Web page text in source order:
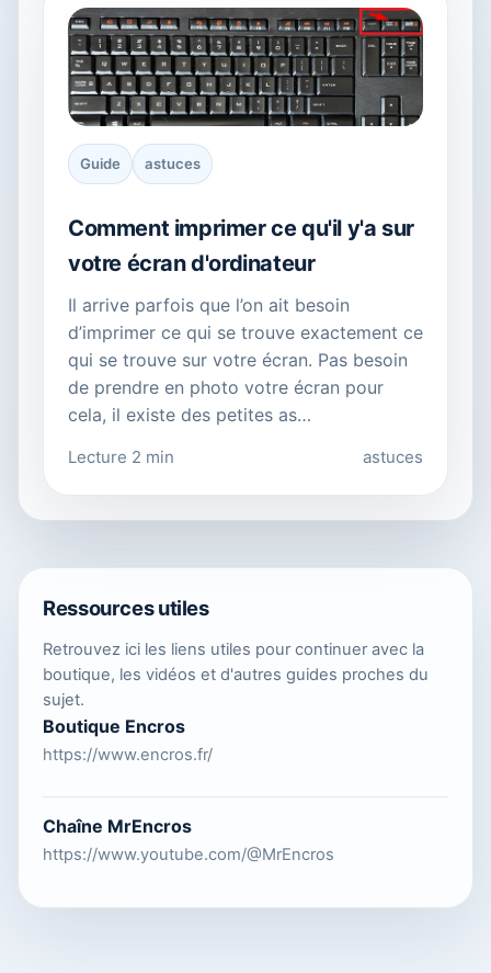
Guide astuces
Comment imprimer ce qu'il y'a sur
votre écran d'ordinateur
Il arrive parfois que l’on ait besoin
d’imprimer ce qui se trouve exactement ce
qui se trouve sur votre écran. Pas besoin
de prendre en photo votre écran pour
cela, il existe des petites as…
Lecture 2 min astuces
Ressources utiles
Retrouvez ici les liens utiles pour continuer avec la
boutique, les vidéos et d'autres guides proches du
sujet.
Boutique Encros
https://www.encros.fr/
Chaîne MrEncros
https://www.youtube.com/@MrEncros